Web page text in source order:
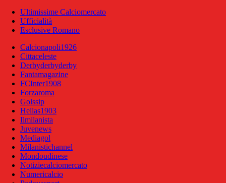
Ultimissime Calciomercato
Ufficialità
Esclusive Romano
Calcionapoli1926
Cittaceleste
Derbyderbyderby
Fantamagazine
FCInter1908
Forzaroma
Golssip
Hellas1903
Ilmilanista
Juvenews
Mediagol
Milanistichannel
Mondoudinese
Notiziecalciomercato
Numericalcio